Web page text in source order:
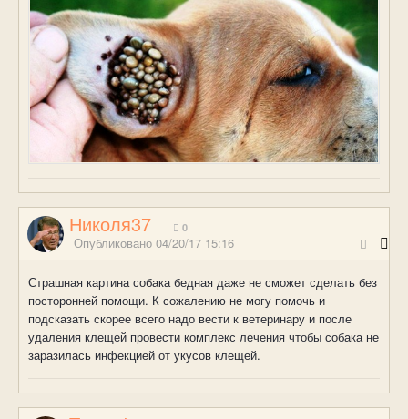
Николя37 0
Опубликовано 04/20/17 15:16
Страшная картина собака бедная даже не сможет сделать без
посторонней помощи. К сожалению не могу помочь и
подсказать скорее всего надо вести к ветеринару и после
удаления клещей провести комплекс лечения чтобы собака не
заразилась инфекцией от укусов клещей.